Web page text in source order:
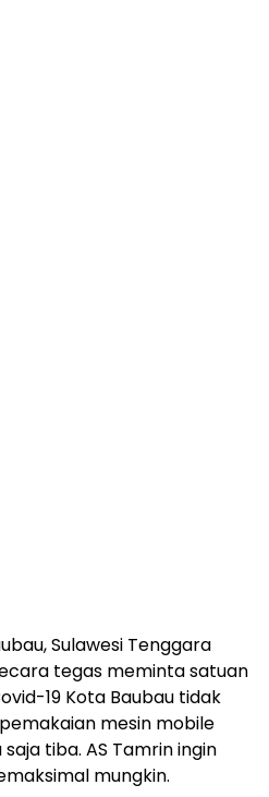
Sulawesi Tenggara
tegas meminta satuan
19 Kota Baubau tidak
mesin mobile
tiba. AS Tamrin ingin
mungkin.